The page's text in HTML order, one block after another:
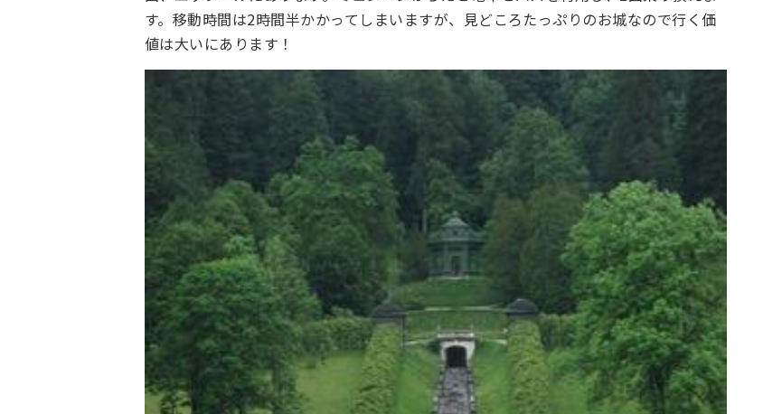
す。移動時間は2時間半かかってしまいますが、見どころたっぷりのお城なので行く価
値は大いにあります！